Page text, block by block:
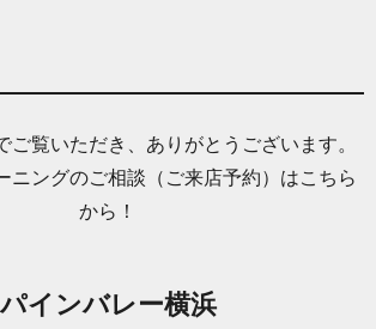
ご覧いただき、ありがとうございます。
ニングのご相談（ご来店予約）はこちら
から！
パインバレー横浜